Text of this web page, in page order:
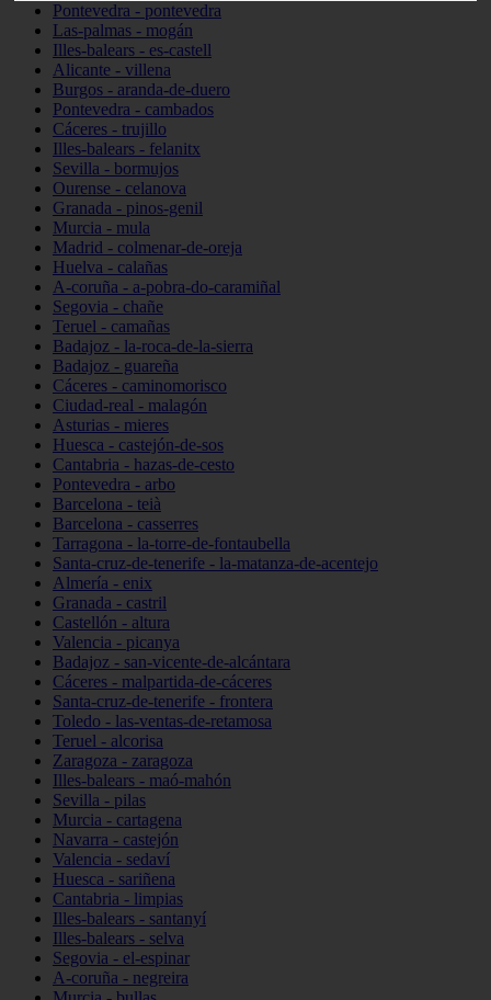
Pontevedra - pontevedra
Las-palmas - mogán
Illes-balears - es-castell
Alicante - villena
Burgos - aranda-de-duero
Pontevedra - cambados
Cáceres - trujillo
Illes-balears - felanitx
Sevilla - bormujos
Ourense - celanova
Granada - pinos-genil
Murcia - mula
Madrid - colmenar-de-oreja
Huelva - calañas
A-coruña - a-pobra-do-caramiñal
Segovia - chañe
Teruel - camañas
Badajoz - la-roca-de-la-sierra
Badajoz - guareña
Cáceres - caminomorisco
Ciudad-real - malagón
Asturias - mieres
Huesca - castejón-de-sos
Cantabria - hazas-de-cesto
Pontevedra - arbo
Barcelona - teià
Barcelona - casserres
Tarragona - la-torre-de-fontaubella
Santa-cruz-de-tenerife - la-matanza-de-acentejo
Almería - enix
Granada - castril
Castellón - altura
Valencia - picanya
Badajoz - san-vicente-de-alcántara
Cáceres - malpartida-de-cáceres
Santa-cruz-de-tenerife - frontera
Toledo - las-ventas-de-retamosa
Teruel - alcorisa
Zaragoza - zaragoza
Illes-balears - maó-mahón
Sevilla - pilas
Murcia - cartagena
Navarra - castejón
Valencia - sedaví
Huesca - sariñena
Cantabria - limpias
Illes-balears - santanyí
Illes-balears - selva
Segovia - el-espinar
A-coruña - negreira